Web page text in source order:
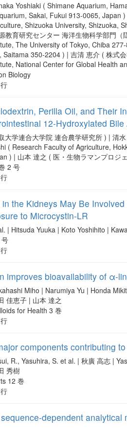
Yoshiaki ( Shimane Aquarium,
Sakai, Fukui 913-0065, Japan
Shizuoka University, Shizuoka,
教育研究センター 海洋生物科学部門
The University of Tokyo, Chiba
Saitama 350-2204 ) | 吉清 恵介 ( 株式
National Center for Global Health
Biology
Perilla Oil, and Their
12-Hydroxylated Bile
大学連合大学院 連合農学研究所 ) | 清
( Research Faculty of Agriculture,
) | 山本 達之 ( 医・生物ラマンプロジ
2 号
the Kidneys May Be
to Microcystin-LR
| Hitsuda Yuuka | Koto Yoshihito |
improves bioavailability of α-
Miho | Narumiya Yu | Honda
佳恵子 | 山本 達之
for Health 3 巻
components contributing
R., Yasuhira, S. et al. | 秋廣 高志 |
秀樹
12 巻
dependent